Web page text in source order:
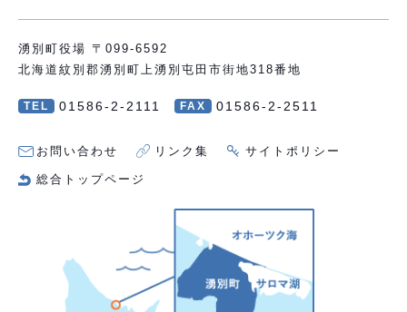
湧別町役場 〒099-6592
北海道紋別郡湧別町上湧別屯田市街地318番地
TEL 01586-2-2111 FAX 01586-2-2511
お問い合わせ リンク集 サイトポリシー
総合トップページ